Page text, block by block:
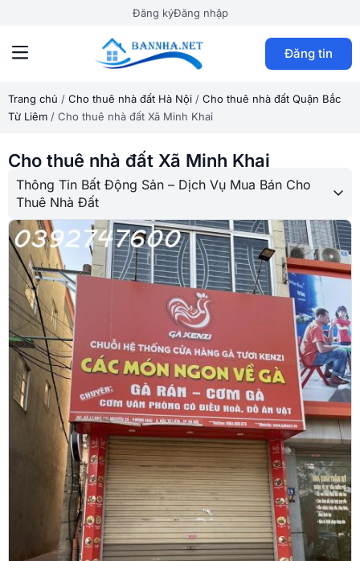
Đăng kýĐăng nhập
Đăng tin
Trang chủ / Cho thuê nhà đất Hà Nội / Cho thuê nhà đất Quận Bắc
Từ Liêm / Cho thuê nhà đất Xã Minh Khai
Cho thuê nhà đất Xã Minh Khai
Thông Tin Bất Động Sản – Dịch Vụ Mua Bán Cho
Thuê Nhà Đất